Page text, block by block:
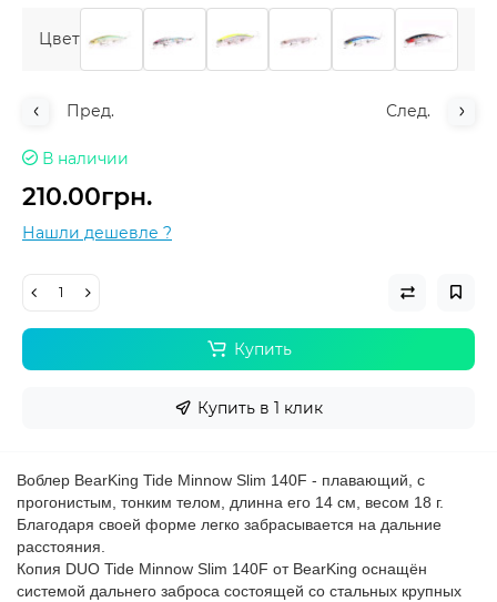
Цвет
Пред. След.
В наличии
210.00грн.
Нашли дешевле ?
Купить
Купить в 1 клик
Воблер BearKing Tide Minnow Slim 140F - плавающий, с
прогонистым, тонким телом, длинна его 14 см, весом 18 г.
Благодаря своей форме легко забрасывается на дальние
расстояния.
Копия DUO Tide Minnow Slim 140F от BearKing оснащён
системой дальнего заброса состоящей со стальных крупных